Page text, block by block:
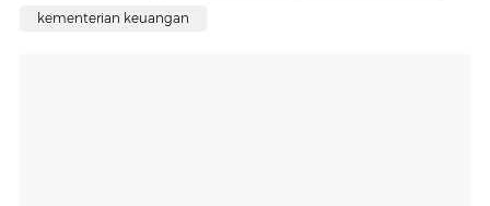
kementerian keuangan